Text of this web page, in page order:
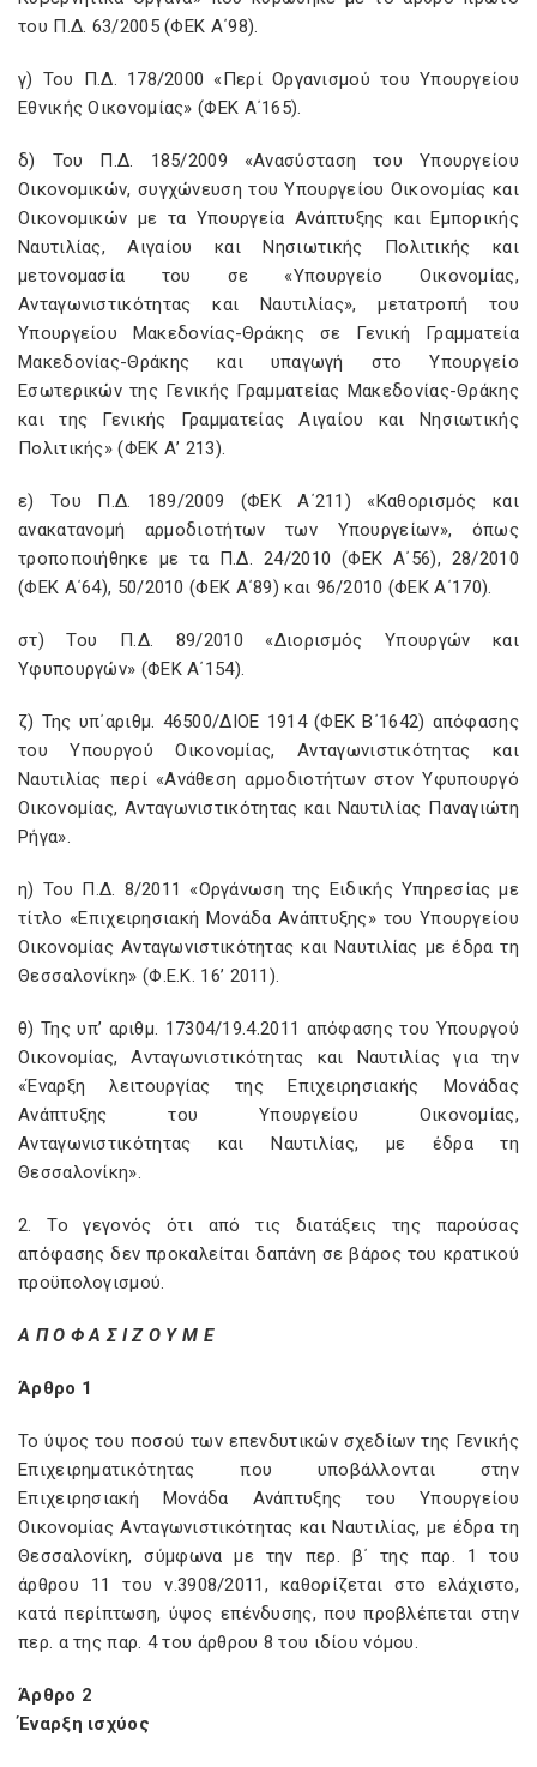
του Π.Δ. 63/2005 (ΦΕΚ Α΄98).
γ) Του Π.Δ. 178/2000 «Περί Οργανισμού του Υπουργείου
Εθνικής Οικονομίας» (ΦΕΚ Α΄165).
δ) Του Π.Δ. 185/2009 «Ανασύσταση του Υπουργείου
Οικονομικών, συγχώνευση του Υπουργείου Οικονομίας και
Οικονομικών με τα Υπουργεία Ανάπτυξης και Εμπορικής
Ναυτιλίας, Αιγαίου και Νησιωτικής Πολιτικής και
μετονομασία του σε «Υπουργείο Οικονομίας,
Ανταγωνιστικότητας και Ναυτιλίας», μετατροπή του
Υπουργείου Μακεδονίας-Θράκης σε Γενική Γραμματεία
Μακεδονίας-Θράκης και υπαγωγή στο Υπουργείο
Εσωτερικών της Γενικής Γραμματείας Μακεδονίας-Θράκης
και της Γενικής Γραμματείας Αιγαίου και Νησιωτικής
Πολιτικής» (ΦΕΚ Α’ 213).
ε) Του Π.Δ. 189/2009 (ΦΕΚ A΄211) «Καθορισμός και
ανακατανομή αρμοδιοτήτων των Υπουργείων», όπως
τροποποιήθηκε με τα Π.Δ. 24/2010 (ΦΕΚ Α΄56), 28/2010
(ΦΕΚ Α΄64), 50/2010 (ΦΕΚ Α΄89) και 96/2010 (ΦΕΚ Α΄170).
στ) Του Π.Δ. 89/2010 «Διορισμός Υπουργών και
Υφυπουργών» (ΦΕΚ Α΄154).
ζ) Της υπ΄αριθμ. 46500/ΔΙΟΕ 1914 (ΦΕΚ Β΄1642) απόφασης
του Υπουργού Οικονομίας, Ανταγωνιστικότητας και
Ναυτιλίας περί «Ανάθεση αρμοδιοτήτων στον Υφυπουργό
Οικονομίας, Ανταγωνιστικότητας και Ναυτιλίας Παναγιώτη
Ρήγα».
η) Του Π.Δ. 8/2011 «Οργάνωση της Ειδικής Υπηρεσίας με
τίτλο «Επιχειρησιακή Μονάδα Ανάπτυξης» του Υπουργείου
Οικονομίας Ανταγωνιστικότητας και Ναυτιλίας με έδρα τη
Θεσσαλονίκη» (Φ.Ε.Κ. 16’ 2011).
θ) Της υπ’ αριθμ. 17304/19.4.2011 απόφασης του Υπουργού
Οικονομίας, Ανταγωνιστικότητας και Ναυτιλίας για την
«Έναρξη λειτουργίας της Επιχειρησιακής Μονάδας
Ανάπτυξης του Υπουργείου Οικονομίας,
Ανταγωνιστικότητας και Ναυτιλίας, με έδρα τη
Θεσσαλονίκη».
2. Το γεγονός ότι από τις διατάξεις της παρούσας
απόφασης δεν προκαλείται δαπάνη σε βάρος του κρατικού
προϋπολογισμού.
Α Π Ο Φ Α Σ Ι Ζ Ο Υ Μ Ε
Άρθρο 1
Το ύψος του ποσού των επενδυτικών σχεδίων της Γενικής
Επιχειρηματικότητας που υποβάλλονται στην
Επιχειρησιακή Μονάδα Ανάπτυξης του Υπουργείου
Οικονομίας Ανταγωνιστικότητας και Ναυτιλίας, με έδρα τη
Θεσσαλονίκη, σύμφωνα με την περ. β΄ της παρ. 1 του
άρθρου 11 του ν.3908/2011, καθορίζεται στο ελάχιστο,
κατά περίπτωση, ύψος επένδυσης, που προβλέπεται στην
περ. α της παρ. 4 του άρθρου 8 του ιδίου νόμου.
Άρθρο 2
Έναρξη ισχύος